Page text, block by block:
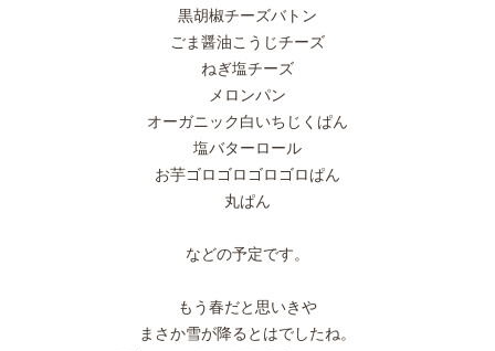
黒胡椒チーズバトン
ごま醤油こうじチーズ
ねぎ塩チーズ
メロンパン
オーガニック白いちじくぱん
塩バターロール
お芋ゴロゴロゴロゴロぱん
丸ぱん
などの予定です。
もう春だと思いきや
まさか雪が降るとはでしたね。